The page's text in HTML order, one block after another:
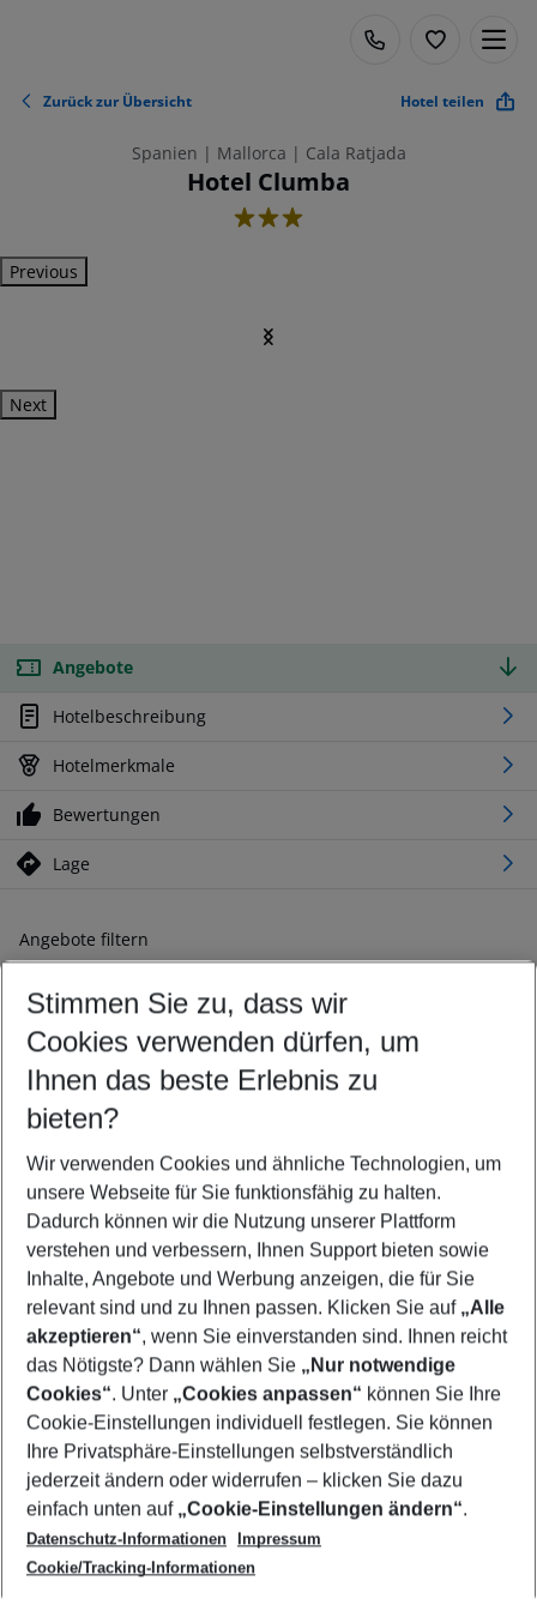
Zurück zur Übersicht Hotel teilen
Spanien | Mallorca | Cala Ratjada
Hotel Clumba
3
Previous
Next
Angebote
Hotelbeschreibung
Hotelmerkmale
Bewertungen
Lage
Angebote filtern
Ändern Sie Ihre Kriterien nach Ihren Wünschen
Abflughafen wählen
Beliebiger Abflughafen
Reisezeitraum wählen
08.08.26– 06.08.27 5-8 Nächte
2 Erwachsene Keine Kinder
Mehr Filter anzeigen
Footer
Footer navigation
Über uns
AGB
Cookie-Einstellungen ändern
Cookie-Richtlinie
Datenschutz
Service & Hilfe
Barrierefreies Reisen
Check-in
Folgen Sie uns
Stimmen Sie zu, dass wir
Cookies verwenden dürfen, um
Ihnen das beste Erlebnis zu
bieten?
Wir verwenden Cookies und ähnliche Technologien, um
unsere Webseite für Sie funktionsfähig zu halten.
Dadurch können wir die Nutzung unserer Plattform
verstehen und verbessern, Ihnen Support bieten sowie
Inhalte, Angebote und Werbung anzeigen, die für Sie
relevant sind und zu Ihnen passen. Klicken Sie auf „Alle
akzeptieren“, wenn Sie einverstanden sind. Ihnen reicht
das Nötigste? Dann wählen Sie „Nur notwendige
Cookies“. Unter „Cookies anpassen“ können Sie Ihre
Cookie-Einstellungen individuell festlegen. Sie können
Ihre Privatsphäre-Einstellungen selbstverständlich
jederzeit ändern oder widerrufen – klicken Sie dazu
einfach unten auf „Cookie-Einstellungen ändern“.
Datenschutz-Informationen
Impressum
Cookie/Tracking-Informationen